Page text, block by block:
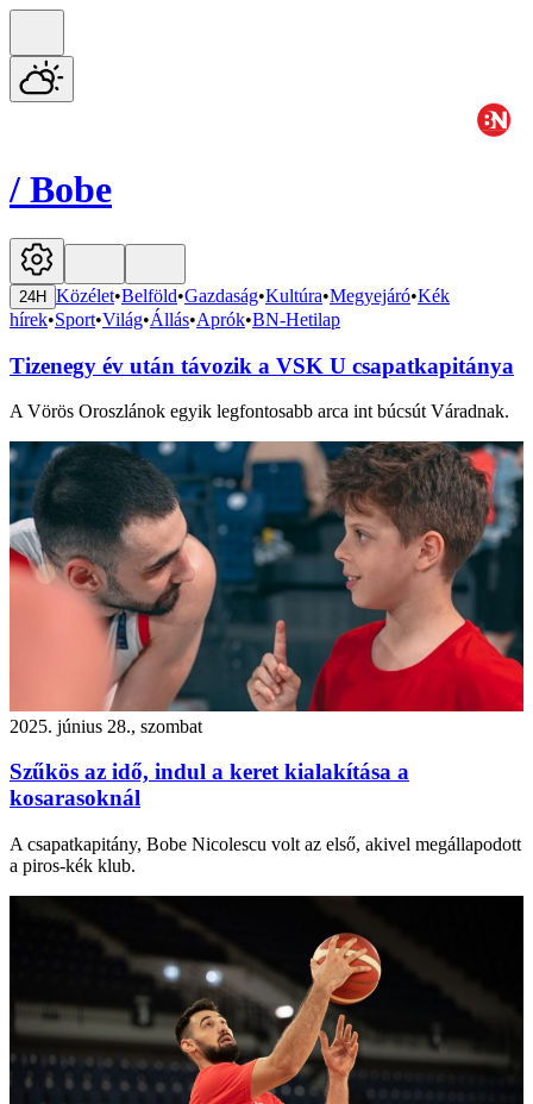
/ Bobe
24H Közélet•Belföld•Gazdaság•Kultúra•Megyejáró•Kék
hírek•Sport•Világ•Állás•Aprók•BN-Hetilap
Tizenegy év után távozik a VSK U csapatkapitánya
A Vörös Oroszlánok egyik legfontosabb arca int búcsút Váradnak.
2025. június 28., szombat
Szűkös az idő, indul a keret kialakítása a
kosarasoknál
A csapatkapitány, Bobe Nicolescu volt az első, akivel megállapodott
a piros-kék klub.